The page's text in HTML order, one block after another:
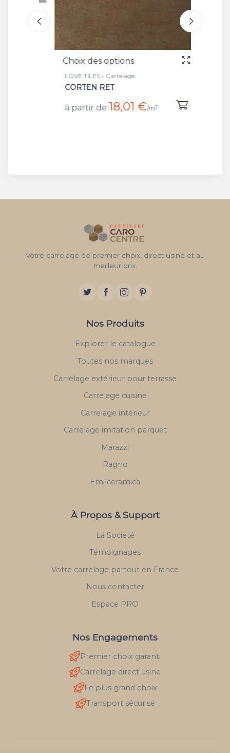
Choix des options
LOVE TILES - Carrelage
CORTEN RET
à partir de 18,01 € /m²
Votre carrelage de premier choix, direct usine et au
meilleur prix.
Nos Produits
Explorer le catalogue
Toutes nos marques
Carrelage extérieur pour terrasse
Carrelage cuisine
Carrelage intérieur
Carrelage imitation parquet
Marazzi
Ragno
Emilceramica
À Propos & Support
La Société
Témoignages
Votre carrelage partout en France
Nous contacter
Espace PRO
Nos Engagements
Premier choix garanti
Carrelage direct usine
Le plus grand choix
Transport sécurisé